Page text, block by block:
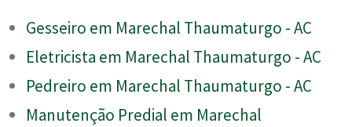
Gesseiro em Marechal Thaumaturgo - AC
Eletricista em Marechal Thaumaturgo - AC
Pedreiro em Marechal Thaumaturgo - AC
Manutenção Predial em Marechal